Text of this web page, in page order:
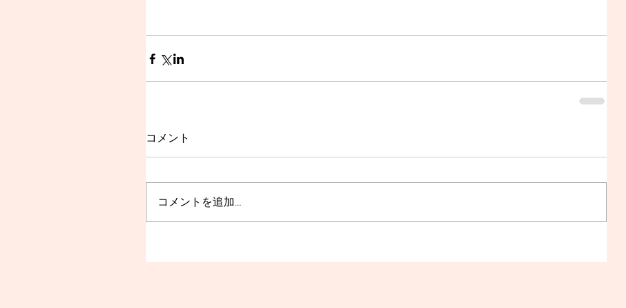
コメント
コメントを追加…